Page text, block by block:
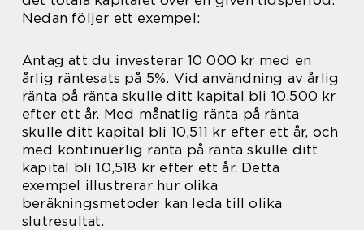
Nedan följer ett exempel:
Antag att du investerar 10 000 kr med en
årlig räntesats på 5%. Vid användning av årlig
ränta på ränta skulle ditt kapital bli 10,500 kr
efter ett år. Med månatlig ränta på ränta
skulle ditt kapital bli 10,511 kr efter ett år, och
med kontinuerlig ränta på ränta skulle ditt
kapital bli 10,518 kr efter ett år. Detta
exempel illustrerar hur olika
beräkningsmetoder kan leda till olika
slutresultat.